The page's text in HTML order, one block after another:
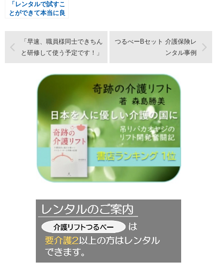
「レンタルで試すこ
とができて本当に良
「早速、職員様同士できちん
と研修して使う予定です！」
つるべーBセット 介護保険レ
ンタル事例